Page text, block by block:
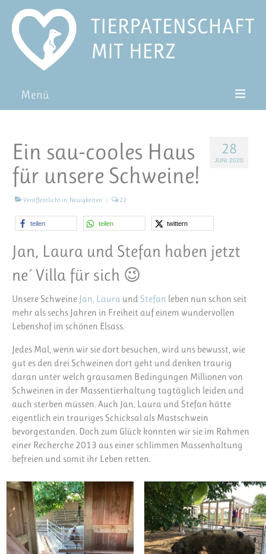
Menü
Pat*in werden
Patenschaft verschenken
Blog
FAQ
28
JUNI 2020
Ein sau-cooles Haus
für unsere Schweine!
Veröffentlicht in: Neuigkeiten | 22
teilen teilen twittern
Jan, Laura und Stefan haben jetzt
ne´ Villa für sich 😉
Unsere Schweine Jan, Laura und Stefan leben nun schon seit
mehr als sechs Jahren in Freiheit auf einem wundervollen
Lebenshof im schönen Elsass.
Jedes Mal, wenn wir sie dort besuchen, wird uns bewusst, wie
gut es den drei Schweinen dort geht und denken traurig
daran unter welch grausamen Bedingungen Millionen von
Schweinen in der Massentierhaltung tagtäglich leiden und
auch sterben müssen. Auch Jan, Laura und Stefan hätte
eigentlich ein trauriges Schicksal als Mastschwein
bevorgestanden. Doch zum Glück konnten wir sie im Rahmen
einer Recherche 2013 aus einer schlimmen Massenhaltung
befreien und somit ihr Leben retten.